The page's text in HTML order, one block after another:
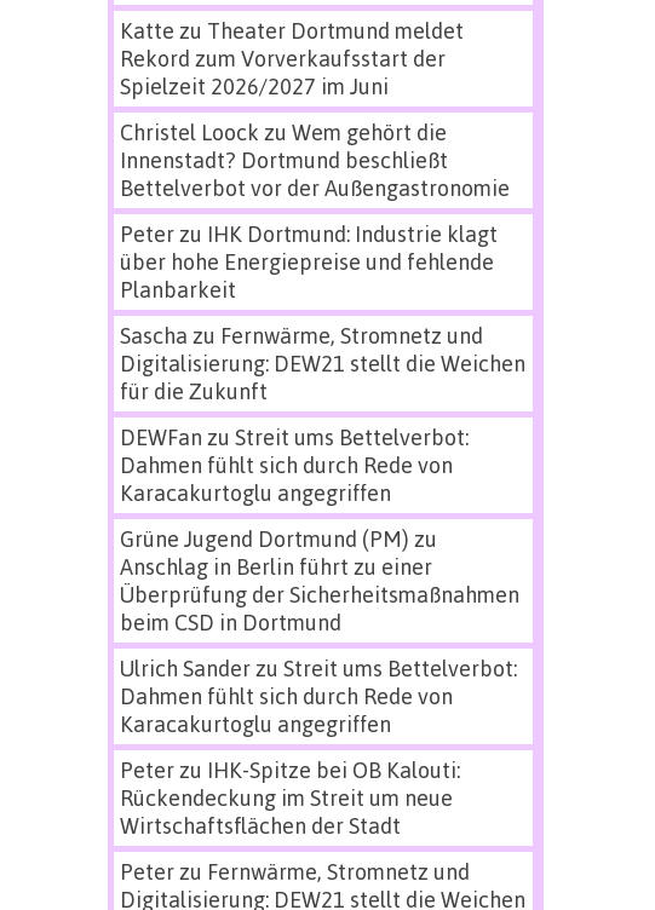
Katte zu Theater Dortmund meldet
Rekord zum Vorverkaufsstart der
Spielzeit 2026/2027 im Juni
Christel Loock zu Wem gehört die
Innenstadt? Dortmund beschließt
Bettelverbot vor der Außengastronomie
Peterzu IHK Dortmund: Industrie klagt
über hohe Energiepreise und fehlende
Planbarkeit
Sascha zu Fernwärme, Stromnetz und
Digitalisierung: DEW21 stellt die Weichen
für die Zukunft
DEWFan zu Streit ums Bettelverbot:
Dahmen fühlt sich durch Rede von
Karacakurtoglu angegriffen
Grüne Jugend Dortmund (PM) zu
Anschlag in Berlin führt zu einer
Überprüfung der Sicherheitsmaßnahmen
beim CSD in Dortmund
Ulrich Sanderzu Streit ums Bettelverbot:
Dahmen fühlt sich durch Rede von
Karacakurtoglu angegriffen
Peterzu IHK-Spitze bei OB Kalouti:
Rückendeckung im Streit um neue
Wirtschaftsflächen der Stadt
Peterzu Fernwärme, Stromnetz und
Digitalisierung: DEW21 stellt die Weichen